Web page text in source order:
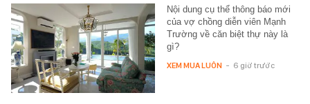
Nội dung cụ thể thông báo mới
của vợ chồng diễn viên Mạnh
Trường về căn biệt thự này là
gì?
XEM MUA LUÔN - 6 giờ trước